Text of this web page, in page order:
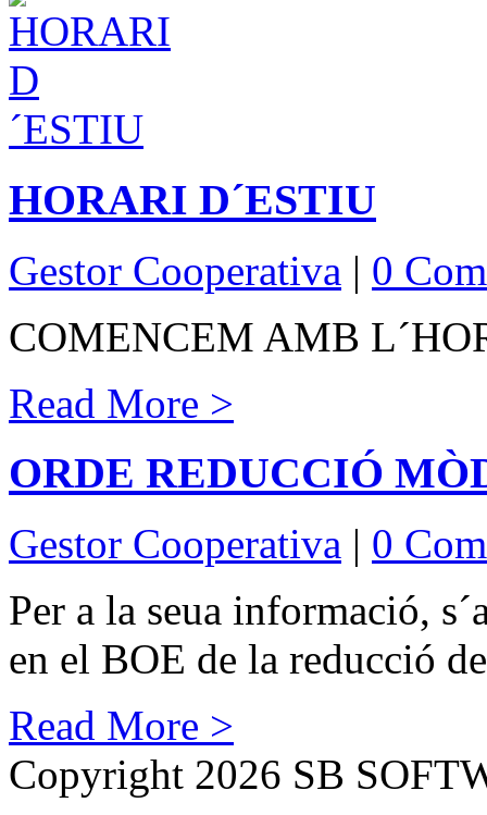
HORARI D´ESTIU
Gestor Cooperativa | 0
COMENCEM AMB
Read More >
ORDE REDUCCIÓ
Gestor Cooperativa | 0
Per a la seua informació,
en el BOE de la reducció
Read More >
Copyright 2026 SB